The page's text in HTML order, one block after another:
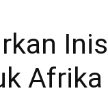
Afrika